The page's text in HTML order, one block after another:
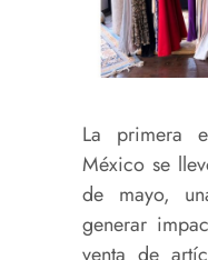
La primera
México se
de mayo,
generar
venta de